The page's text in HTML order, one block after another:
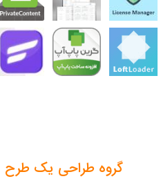
گروه طراحی یک طرح